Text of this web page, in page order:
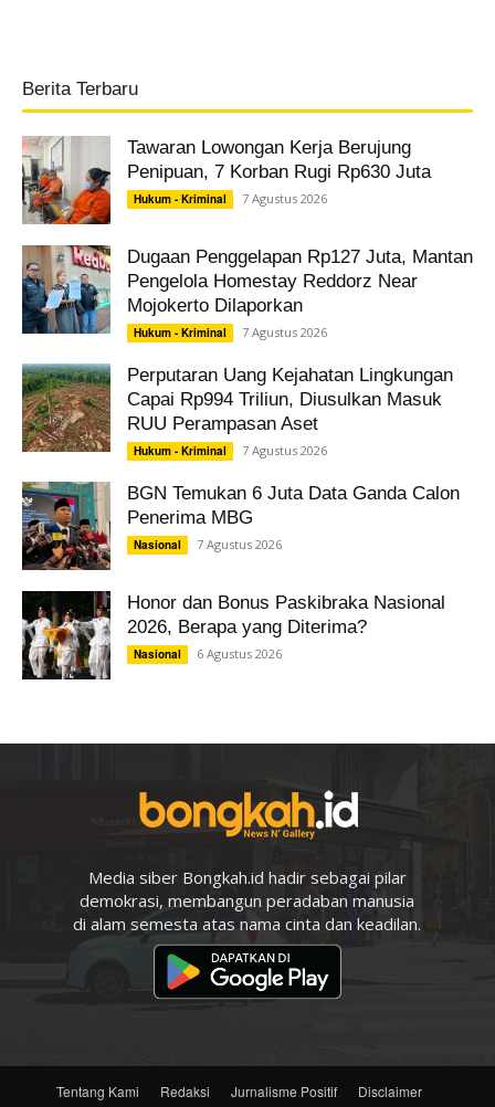
Berita Terbaru
Tawaran Lowongan Kerja Berujung
Penipuan, 7 Korban Rugi Rp630 Juta
Hukum - Kriminal 7 Agustus 2026
Dugaan Penggelapan Rp127 Juta, Mantan
Pengelola Homestay Reddorz Near
Mojokerto Dilaporkan
Hukum - Kriminal 7 Agustus 2026
Perputaran Uang Kejahatan Lingkungan
Capai Rp994 Triliun, Diusulkan Masuk
RUU Perampasan Aset
Hukum - Kriminal 7 Agustus 2026
BGN Temukan 6 Juta Data Ganda Calon
Penerima MBG
Nasional 7 Agustus 2026
Honor dan Bonus Paskibraka Nasional
2026, Berapa yang Diterima?
Nasional 6 Agustus 2026
Media siber Bongkah.id hadir sebagai pilar
demokrasi, membangun peradaban manusia
di alam semesta atas nama cinta dan keadilan.
Tentang Kami Redaksi Jurnalisme Positif
Disclaimer